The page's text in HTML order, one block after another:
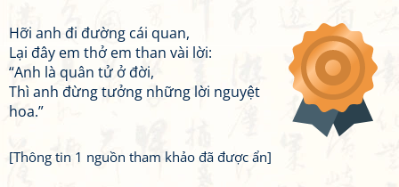
Hỡi anh đi đường cái quan,
Lại đây em thở em than vài lời:
“Anh là quân tử ở đời,
Thì anh đừng tưởng những lời nguyệt
hoa.”
[Thông tin 1 nguồn tham khảo đã được ẩn]